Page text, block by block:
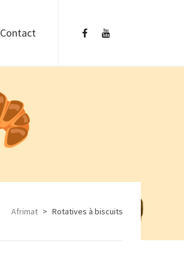
Contact
Afrimat > Rotatives à biscuits